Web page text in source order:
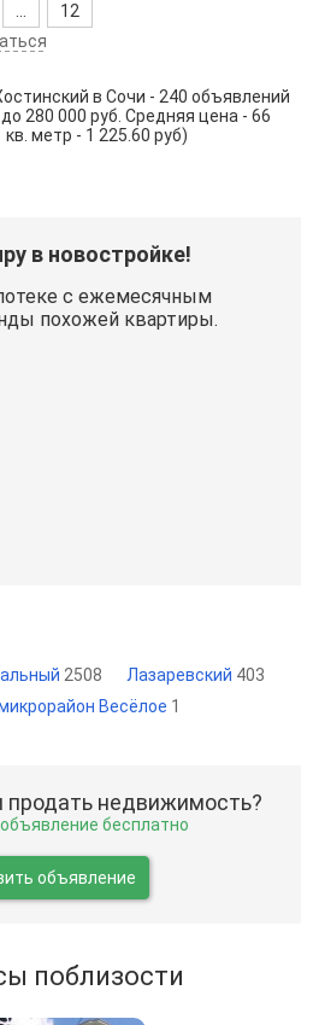
12
в Сочи - 240 объявлений
280 000 руб. Средняя цена - 66
метр - 1 225.60 руб)
в новостройке!
с ежемесячным
похожей квартиры.
2508 Лазаревский 403
Весёлое 1
продать недвижимость?
бесплатно
объявление
поблизости